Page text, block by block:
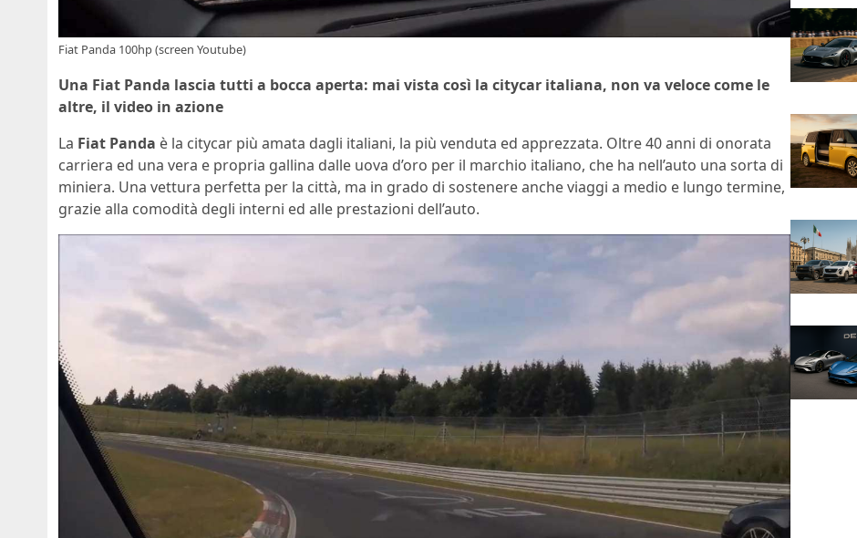
Fiat Panda 100hp (screen Youtube)
Una Fiat Panda lascia tutti a bocca aperta: mai vista così la citycar italiana, non va veloce come le
altre, il video in azione
La Fiat Panda è la citycar più amata dagli italiani, la più venduta ed apprezzata. Oltre 40 anni di onorata
carriera ed una vera e propria gallina dalle uova d’oro per il marchio italiano, che ha nell’auto una sorta di
miniera. Una vettura perfetta per la città, ma in grado di sostenere anche viaggi a medio e lungo termine,
grazie alla comodità degli interni ed alle prestazioni dell’auto.